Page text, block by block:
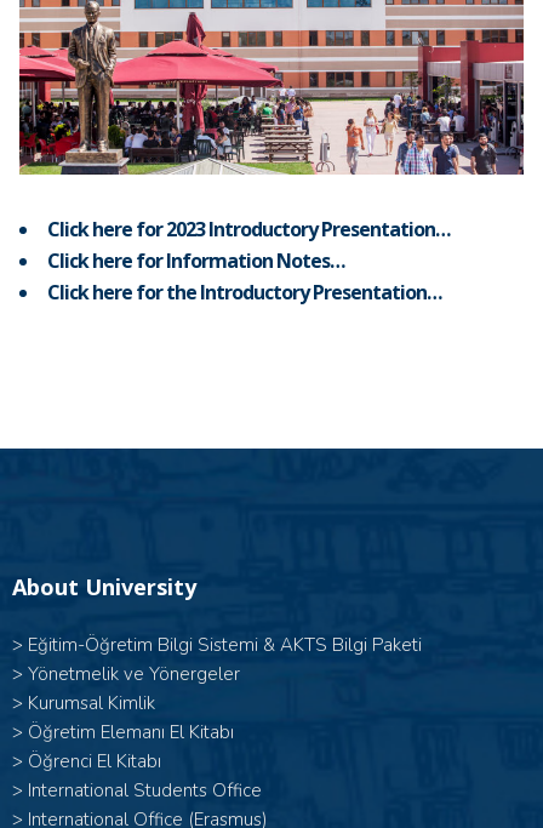
Click here for 2023 Introductory Presentation…
Click here for Information Notes…
Click here for the Introductory Presentation…
About University
> Eğitim-Öğretim Bilgi Sistemi & AKTS Bilgi Paketi
> Yönetmelik ve Yönergeler
> Kurumsal Kimlik
> Öğretim Elemanı El Kitabı
> Öğrenci El Kitabı
> International Students Office
> International Office (Erasmus)